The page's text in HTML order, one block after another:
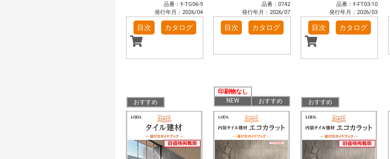
品番：ﾀ-TG06-9
発行年月：2026/04
目次 カタログ
品番：0742
発行年月：2026/07
目次 カタログ
品番：ﾀ-FT03-10
発行年月：2026/03
目次 カタログ
おすすめ
印刷物なし
NEW
おすすめ おすすめ